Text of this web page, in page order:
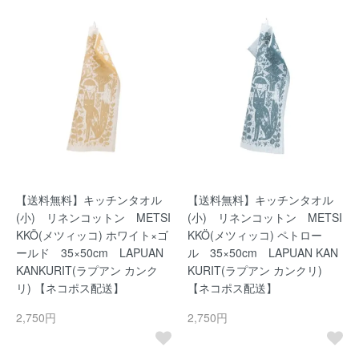
【送料無料】キッチンタオル
(小) リネンコットン METSI
KKÖ(メツィッコ) ホワイト×ゴ
ールド 35×50cm LAPUAN
KANKURIT(ラプアン カンク
リ) 【ネコポス配送】
2,750円
【送料無料】キッチンタオル
(小) リネンコットン METSI
KKÖ(メツィッコ) ペトロー
ル 35×50cm LAPUAN KAN
KURIT(ラプアン カンクリ)
【ネコポス配送】
2,750円